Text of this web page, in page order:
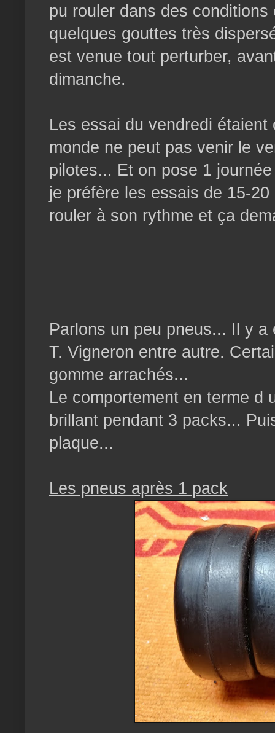
pu rouler dans des
quelques gouttes très
est venue tout perturber,
dimanche.
Les essai du vendredi
monde ne peut pas venir le
pilotes... Et on pose 1
je préfère les essais de 15-
rouler à son rythme et ça
Parlons un peu pneus... Il y
T. Vigneron entre autre.
gomme arrachés...
Le comportement en terme d
brillant pendant 3 packs...
plaque...
Les pneus après 1 pack